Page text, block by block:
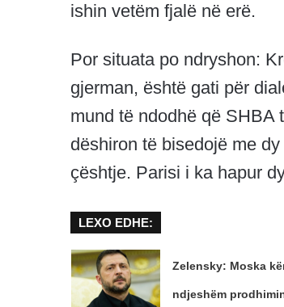
ishin vetëm fjalë në erë.
Por situata po ndryshon:
gjerman, është gati për
mund të ndodhë që SHBA
dëshiron të bisedojë me
çështje. Parisi i ka hapur
LEXO EDHE:
Zelensky: Moska
ndjeshëm